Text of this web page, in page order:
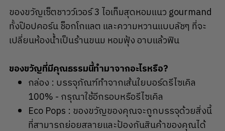
ของขวัญเซ็ตชาวว์เวอร์ 3 ไอเท็มสุดหอมแนว gourmand
ทั้งป๊อปคอร์น ช็อกโกแลต และความหวานแบบลัชๆ ที่จะ
เปลี่ยนห้องน้ำเป็นร้านขนม หอมฟุ้ง อาบแล้วฟิน
ของขวัญที่มีคุณธรรมนี้ทำมาจากอะไรหรือ?
กล่อง : บรรจุภัณฑ์ทำจากเส้นใยบอร์ดรีไซเคิล
100% - กรุณาใช้อีกรอบหรือรีไซเคิล
Eco Pops : ของขวัญของคุณจะถูกบรรจุด้วยสิ่งนี้
ที่สามารถย่อยสลายและป้องกันสินค้าของคุณได้